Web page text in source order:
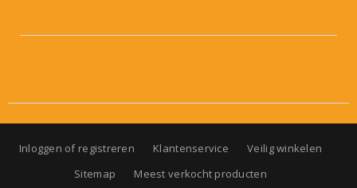
Inloggen of registreren Klantenservice
Veilig winkelen
Sitemap
Meest verkocht producten